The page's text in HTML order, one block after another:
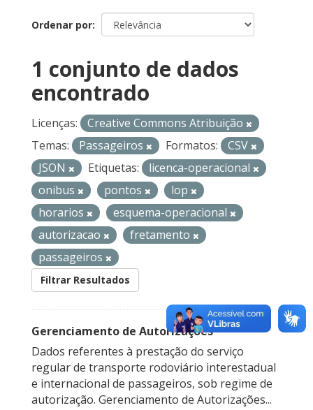
Ordenar por
1 conjunto de dados
encontrado
Licenças:
Creative Commons Atribuição
Temas:
Passageiros Formatos:
CSV
JSON
Etiquetas:
licenca-operacional
onibus
pontos
lop
horarios
esquema-operacional
autorizacao
fretamento
passageiros
Filtrar Resultados
Gerenciamento de Autorizações
Dados referentes à prestação do serviço
regular de transporte rodoviário interestadual
e internacional de passageiros, sob regime de
autorização. Gerenciamento de Autorizações...